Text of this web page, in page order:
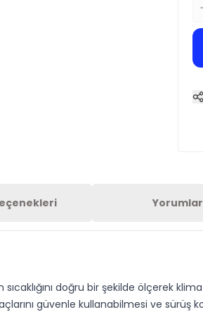
Yorumlar
sıcaklığını doğru bir şekilde ölçerek
güvenle kullanabilmesi ve sürüş